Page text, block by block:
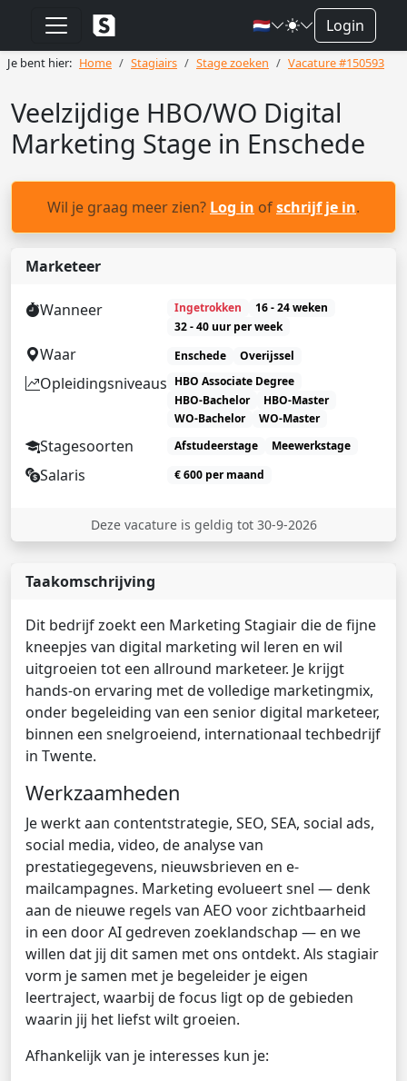
🇳🇱 Login
Je bent hier: Home Stagiairs Stage zoeken Vacature #150593
Veelzijdige HBO/WO Digital
Marketing Stage in Enschede
Wil je graag meer zien? Log in ofschrijf je in.
Marketeer
Wanneer Ingetrokken
16 - 24 weken
32 - 40 uur per week
Waar Enschede Overijssel
Opleidingsniveaus HBO Associate Degree
HBO-Bachelor
HBO-Master
WO-Bachelor
WO-Master
Stagesoorten Afstudeerstage Meewerkstage
Salaris € 600 per maand
Deze vacature is geldig tot 30-9-2026
Taakomschrijving
Dit bedrijf zoekt een Marketing Stagiair die de fijne
kneepjes van digital marketing wil leren en wil
uitgroeien tot een allround marketeer. Je krijgt
hands-on ervaring met de volledige marketingmix,
onder begeleiding van een senior digital marketeer,
binnen een snelgroeiend, internationaal techbedrijf
in Twente.
Werkzaamheden
Je werkt aan contentstrategie, SEO, SEA, social ads,
social media, video, de analyse van
prestatiegegevens, nieuwsbrieven en e-
mailcampagnes. Marketing evolueert snel — denk
aan de nieuwe regels van AEO voor zichtbaarheid
in een door AI gedreven zoeklandschap — en we
willen dat jij dit samen met ons ontdekt. Als stagiair
vorm je samen met je begeleider je eigen
leertraject, waarbij de focus ligt op de gebieden
waarin jij het liefst wilt groeien.
Afhankelijk van je interesses kun je: